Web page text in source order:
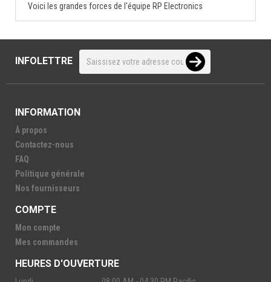
Voici les grandes forces de l'équipe RP Electronics
INFOLETTRE
INFORMATION
À propos
Contactez-nous
FAQ
Politique générale
Nos fournisseurs
COMPTE
Mon compte
Mes commandes
HEURES D'OUVERTURE